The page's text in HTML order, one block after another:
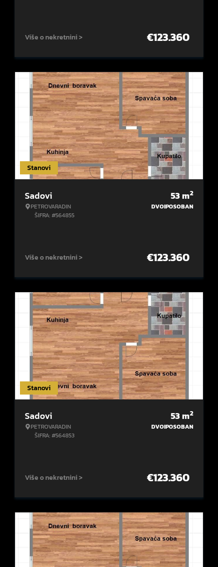
Više o nekretnini > €123.360
Stanovi
Sadovi
PETROVARADIN
ŠIFRA: #564855
53m2
DVOIPOSOBAN
Više o nekretnini > €123.360
Stanovi
Sadovi
PETROVARADIN
ŠIFRA: #564853
53m2
DVOIPOSOBAN
Više o nekretnini > €123.360